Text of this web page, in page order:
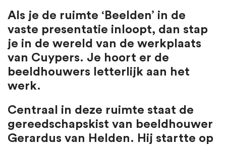
Als je de ruimte ‘Beelden’ in de
vaste presentatie inloopt, dan stap
je in de wereld van de werkplaats
van Cuypers. Je hoort er de
beeldhouwers letterlijk aan het
werk.
Centraal in deze ruimte staat de
gereedschapskist van beeldhouwer
Gerardus van Helden. Hij startte op